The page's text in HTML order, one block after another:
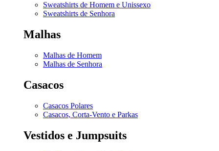
Sweatshirts de Homem e Unissexo
Sweatshirts de Senhora
Malhas
Malhas de Homem
Malhas de Senhora
Casacos
Casacos Polares
Casacos, Corta-Vento e Parkas
Vestidos e Jumpsuits